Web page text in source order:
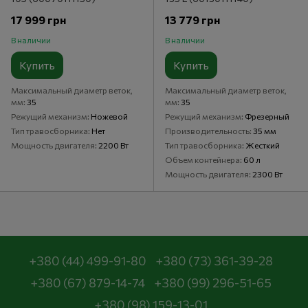
17 999 грн
В наличии
Купить
Максимальный диаметр веток,
мм 35
Режущий механизм Ножевой
Тип травосборника Нет
Мощность двигателя 2200 Вт
13 779 грн
В наличии
Купить
Максимальный диаметр веток,
мм 35
Режущий механизм Фрезерный
Производительность 35 мм
Тип травосборника Жесткий
Объем контейнера 60 л
Мощность двигателя 2300 Вт
+380 (44) 499-91-80
+380 (73) 361-39-28
+380 (67) 879-14-74
+380 (99) 296-51-65
+380 (98) 159-13-01